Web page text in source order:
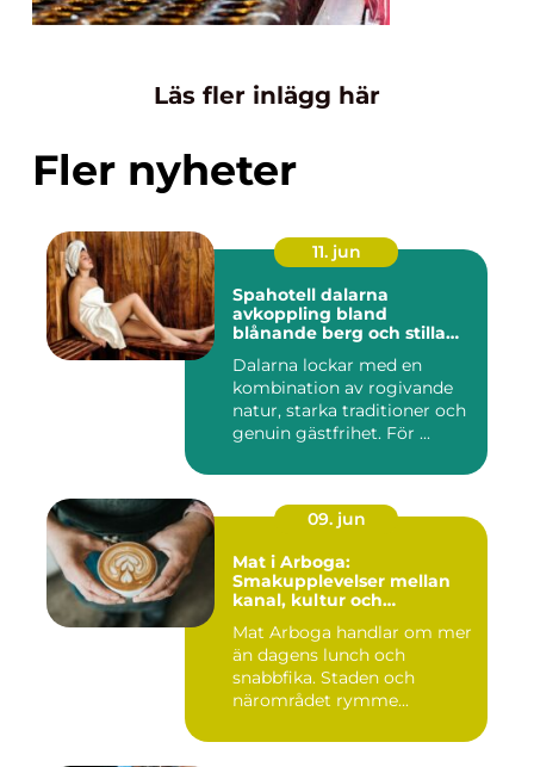
Läs fler inlägg här
Fler nyheter
11. jun
Spahotell dalarna
avkoppling bland
blånande berg och stilla
Dalarna lockar med en
kombination av rogivande
natur, starka traditioner och
genuin gästfrihet. För ...
09. jun
Mat i Arboga:
Smakupplevelser mellan
kanal, kultur och
Mat Arboga handlar om mer
än dagens lunch och
snabbfika. Staden och
närområdet rymme...